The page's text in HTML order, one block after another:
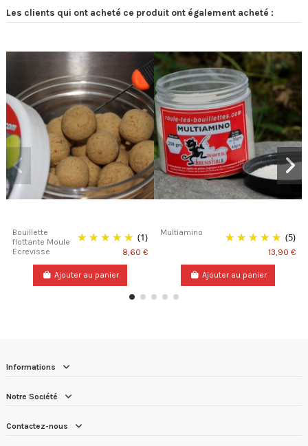
Les clients qui ont acheté ce produit ont également acheté :
Bouillette
flottante Moule
Ecrevisse
(1)
8,60 €
Ajouter au panier
Multiamino (5)
13,90 €
Ajouter au panier
Informations
Notre Société
Contactez-nous